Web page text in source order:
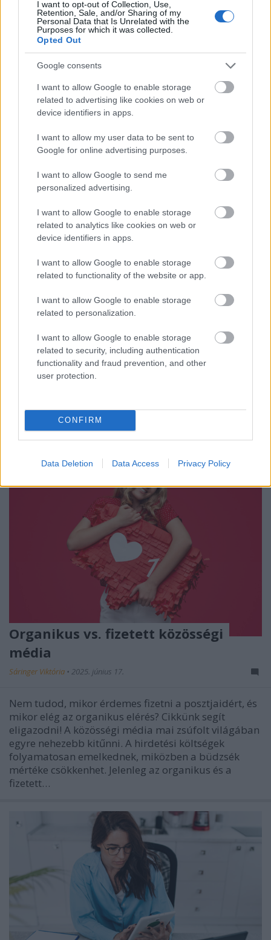
I want to opt-out of Collection, Use,
Retention, Sale, and/or Sharing of my
Personal Data that Is Unrelated with the
Purposes for which it was collected.
Opted Out
Google consents
I want to allow Google to enable storage
related to advertising like cookies on web or
device identifiers in apps.
I want to allow my user data to be sent to
Google for online advertising purposes.
I want to allow Google to send me
personalized advertising.
I want to allow Google to enable storage
related to analytics like cookies on web or
device identifiers in apps.
I want to allow Google to enable storage
related to functionality of the website or app.
I want to allow Google to enable storage
related to personalization.
I want to allow Google to enable storage
related to security, including authentication
functionality and fraud prevention, and other
user protection.
CONFIRM
Data Deletion Data Access Privacy Policy
hogy a kitöltések aránya viszonylag jó, így ha jól
optimalizálod a hirdetést, akkor költséghatékony
módon szerezhetsz releváns, valódi érdeklődőket.
No, de…
Bíznak még az emberek a
reklámokban?
Sáringer Viktória• 2025. július 25.
Napjainkra a reklámok mennyisége és elhelyezési
lehetősége drasztikusan megnőtt, ami ellenállást
váltott ki az emberekből. Reklámok az út melletti
plakátokon, az újságban, a közösségi oldalakon, a
televízióban és a rádióban… Szinte mindenhonnan
tőlünk…
Organikus vs. fizetett közösségi
média
Sáringer Viktória • 2025. június 17.
Nem tudod, mikor érdemes fizetni a posztjaidért, és
mikor elég az organikus elérés? Cikkünk segít
eligazodni! A közösségi média mai zsúfolt világában
egyre nehezebb kitűnni. A hirdetési költségek
folyamatosan emelkednek, miközben a büdzsék
mértéke csökkenhet. Jelenleg az organikus és a
fizetett…